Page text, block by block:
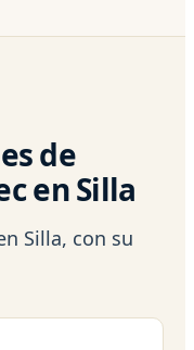
de
en Silla
Silla, con su